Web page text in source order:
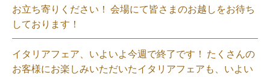
お立ち寄りください！ 会場にて皆さまのお越しをお待ち
しております！
イタリアフェア、いよいよ今週で終了です！ たくさんの
お客様にお楽しみいただいたイタリアフェアも、いよい